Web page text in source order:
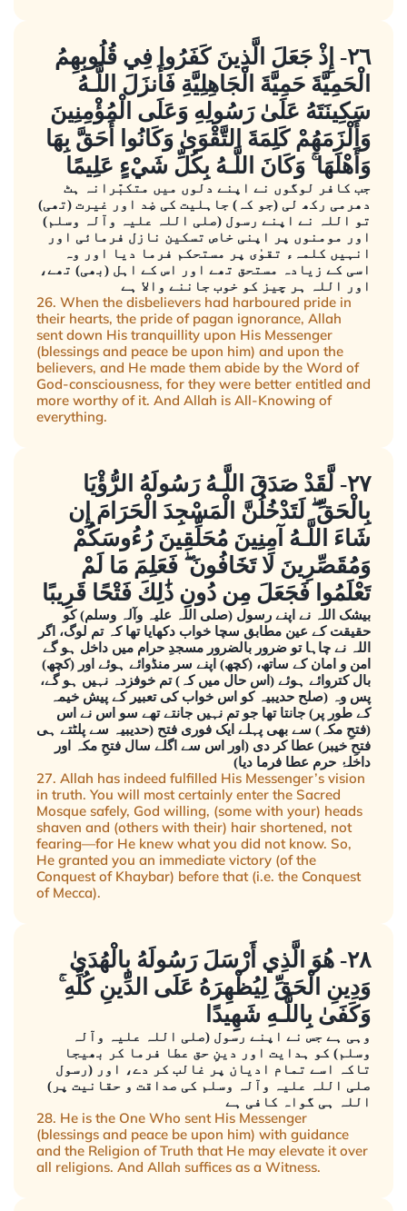
٢٦- إِذْ جَعَلَ الَّذِينَ كَفَرُوا فِي قُلُوبِهِمُ
الْحَمِيَّةَ حَمِيَّةَ الْجَاهِلِيَّةِ فَأَنزَلَ اللَّـهُ
سَكِينَتَهُ عَلَىٰ رَسُولِهِ وَعَلَى الْمُؤْمِنِينَ
وَأَلْزَمَهُمْ كَلِمَةَ التَّقْوَىٰ وَكَانُوا أَحَقَّ بِهَا
وَأَهْلَهَا ۚ وَكَانَ اللَّـهُ بِكُلِّ شَيْءٍ عَلِيمًا
جب کافر لوگوں نے اپنے دلوں میں متکبّرانہ ہٹ
دھرمی رکھ لی (جو کہ) جاہلیت کی ضِد اور غیرت (تھی)
تو اللہ نے اپنے رسول (صلی اللہ علیہ وآلہ وسلم)
اور مومنوں پر اپنی خاص تسکین نازل فرمائی اور
انہیں کلمہء تقوٰی پر مستحکم فرما دیا اور وہ
اسی کے زیادہ مستحق تھے اور اس کے اہل (بھی) تھے،
اور اللہ ہر چیز کو خوب جاننے والا ہے
26. When the disbelievers had harboured pride in
their hearts, the pride of pagan ignorance, Allah
sent down His tranquillity upon His Messenger
(blessings and peace be upon him) and upon the
believers, and He made them abide by the Word of
God-consciousness, for they were better entitled and
more worthy of it. And Allah is All-Knowing of
everything.
٢٧- لَّقَدْ صَدَقَ اللَّـهُ رَسُولَهُ الرُّؤْيَا
بِالْحَقِّ ۖ لَتَدْخُلُنَّ الْمَسْجِدَ الْحَرَامَ إِن
شَاءَ اللَّـهُ آمِنِينَ مُحَلِّقِينَ رُءُوسَكُمْ
وَمُقَصِّرِينَ لَا تَخَافُونَ ۖ فَعَلِمَ مَا لَمْ
تَعْلَمُوا فَجَعَلَ مِن دُونِ ذَٰلِكَ فَتْحًا قَرِيبًا
بیشک اللہ نے اپنے رسول (صلی اللہ علیہ وآلہ وسلم) کو
حقیقت کے عین مطابق سچا خواب دکھایا تھا کہ تم لوگ، اگر
اللہ نے چاہا تو ضرور بالضرور مسجدِ حرام میں داخل ہو گے
امن و امان کے ساتھ، (کچھ) اپنے سر منڈوائے ہوئے اور (کچھ)
بال کتروائے ہوئے (اس حال میں کہ) تم خوفزدہ نہیں ہو گے،
پس وہ (صلح حدیبیہ کو اس خواب کی تعبیر کے پیش خیمہ
کے طور پر) جانتا تھا جو تم نہیں جانتے تھے سو اس نے اس
(فتحِ مکہ) سے بھی پہلے ایک فوری فتح (حدیبیہ سے پلٹتے ہی
فتحِ خیبر) عطا کر دی (اور اس سے اگلے سال فتحِ مکہ اور
داخلۂ حرم عطا فرما دیا)
27. Allah has indeed fulfilled His Messenger’s vision
in truth. You will most certainly enter the Sacred
Mosque safely, God willing, (some with your) heads
shaven and (others with their) hair shortened, not
fearing—for He knew what you did not know. So,
He granted you an immediate victory (of the
Conquest of Khaybar) before that (i.e. the Conquest
of Mecca).
٢٨- هُوَ الَّذِي أَرْسَلَ رَسُولَهُ بِالْهُدَىٰ
وَدِينِ الْحَقِّ لِيُظْهِرَهُ عَلَى الدِّينِ كُلِّهِ ۚ
وَكَفَىٰ بِاللَّـهِ شَهِيدًا
وہی ہے جس نے اپنے رسول (صلی اللہ علیہ وآلہ
وسلم) کو ہدایت اور دینِ حق عطا فرما کر بھیجا
تاکہ اسے تمام ادیان پر غالب کر دے، اور (رسول
صلی اللہ علیہ وآلہ وسلم کی صداقت و حقانیت پر)
اللہ ہی گواہ کافی ہے
28. He is the One Who sent His Messenger
(blessings and peace be upon him) with guidance
and the Religion of Truth that He may elevate it over
all religions. And Allah suffices as a Witness.